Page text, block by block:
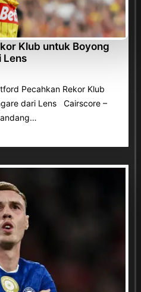
Klub untuk Boyong
Lens
Pecahkan Rekor Klub
dari Lens Cairscore –